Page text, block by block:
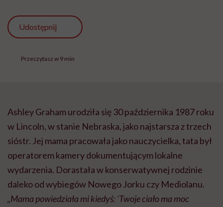
Udostępnij
Przeczytasz w 9 min
Ashley Graham urodziła się 30 października 1987 roku
w Lincoln, w stanie Nebraska, jako najstarsza z trzech
sióstr. Jej mama pracowała jako nauczycielka, tata był
operatorem kamery dokumentującym lokalne
wydarzenia. Dorastała w konserwatywnej rodzinie
daleko od wybiegów Nowego Jorku czy Mediolanu.
„Mama powiedziała mi kiedyś: ‘Twoje ciało ma moc